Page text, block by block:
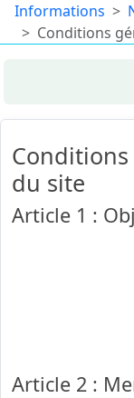
Informations
Conditions
Conditions
du site
Article 1 :
Article 2 :